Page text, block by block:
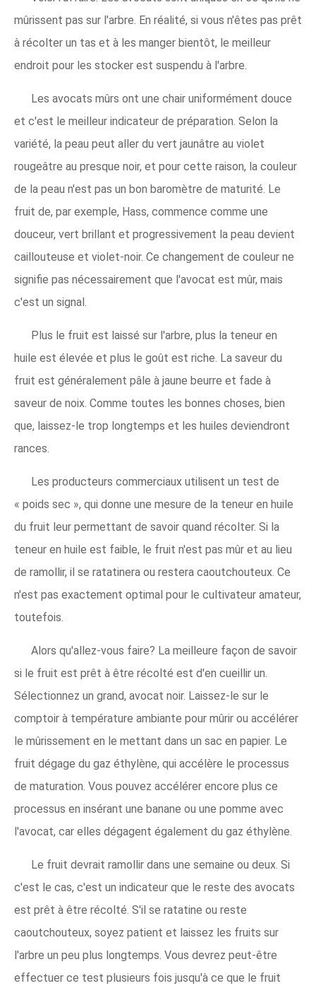
mûrissent pas sur l'arbre. En réalité, si vous n'êtes pas prêt
à récolter un tas et à les manger bientôt, le meilleur
endroit pour les stocker est suspendu à l'arbre.
Les avocats mûrs ont une chair uniformément douce
et c'est le meilleur indicateur de préparation. Selon la
variété, la peau peut aller du vert jaunâtre au violet
rougeâtre au presque noir, et pour cette raison, la couleur
de la peau n'est pas un bon baromètre de maturité. Le
fruit de, par exemple, Hass, commence comme une
douceur, vert brillant et progressivement la peau devient
caillouteuse et violet-noir. Ce changement de couleur ne
signifie pas nécessairement que l'avocat est mûr, mais
c'est un signal.
Plus le fruit est laissé sur l'arbre, plus la teneur en
huile est élevée et plus le goût est riche. La saveur du
fruit est généralement pâle à jaune beurre et fade à
saveur de noix. Comme toutes les bonnes choses, bien
que, laissez-le trop longtemps et les huiles deviendront
rances.
Les producteurs commerciaux utilisent un test de
« poids sec », qui donne une mesure de la teneur en huile
du fruit leur permettant de savoir quand récolter. Si la
teneur en huile est faible, le fruit n'est pas mûr et au lieu
de ramollir, il se ratatinera ou restera caoutchouteux. Ce
n'est pas exactement optimal pour le cultivateur amateur,
toutefois.
Alors qu'allez-vous faire? La meilleure façon de savoir
si le fruit est prêt à être récolté est d'en cueillir un.
Sélectionnez un grand, avocat noir. Laissez-le sur le
comptoir à température ambiante pour mûrir ou accélérer
le mûrissement en le mettant dans un sac en papier. Le
fruit dégage du gaz éthylène, qui accélère le processus
de maturation. Vous pouvez accélérer encore plus ce
processus en insérant une banane ou une pomme avec
l'avocat, car elles dégagent également du gaz éthylène.
Le fruit devrait ramollir dans une semaine ou deux. Si
c'est le cas, c'est un indicateur que le reste des avocats
est prêt à être récolté. S'il se ratatine ou reste
caoutchouteux, soyez patient et laissez les fruits sur
l'arbre un peu plus longtemps. Vous devrez peut-être
effectuer ce test plusieurs fois jusqu'à ce que le fruit